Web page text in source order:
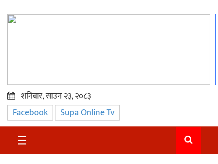
प्रमुख
समाचार
सुदुर
शनिबार, साउन २३, २०८३
Facebook Supa Online Tv
☰